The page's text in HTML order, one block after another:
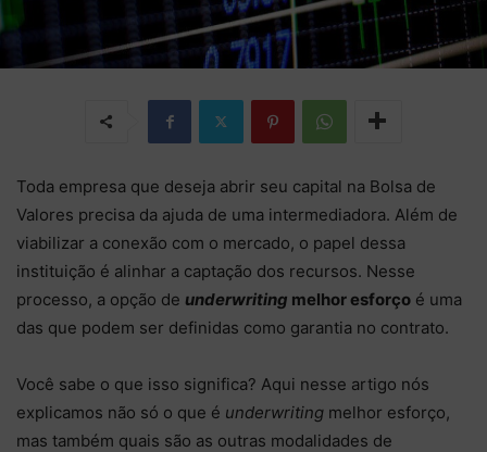
Toda empresa que deseja abrir seu capital na Bolsa de
Valores precisa da ajuda de uma intermediadora. Além de
viabilizar a conexão com o mercado, o papel dessa
instituição é alinhar a captação dos recursos. Nesse
processo, a opção de underwriting melhor esforço é uma
das que podem ser definidas como garantia no contrato.
Você sabe o que isso significa? Aqui nesse artigo nós
explicamos não só o que é underwriting melhor esforço,
mas também quais são as outras modalidades de